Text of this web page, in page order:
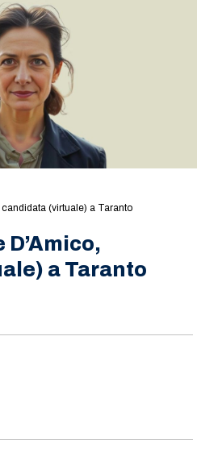
(virtuale) a Taranto
D’Amico,
a Taranto